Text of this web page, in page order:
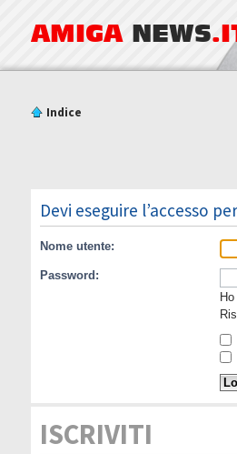
AMIGA NEWS
Indice
Devi eseguire l’accesso
Nome utente:
Password:
ISCRIVITI